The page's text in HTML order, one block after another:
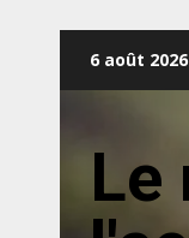
6 août 2026
Le